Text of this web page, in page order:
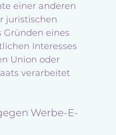
einer anderen
juristischen
Gründen eines
Interesses
Union oder
verarbeitet
Werbe-E-